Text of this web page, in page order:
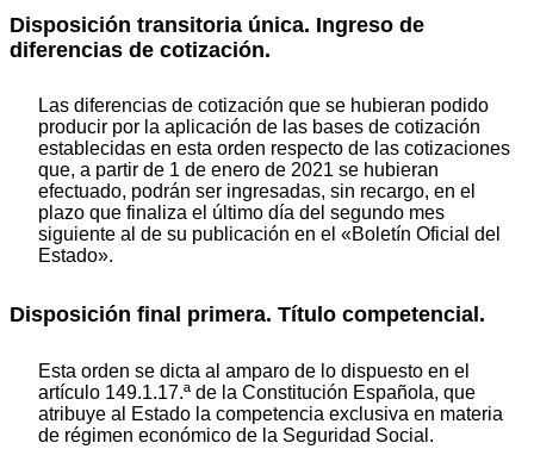
Disposición transitoria única. Ingreso de
diferencias de cotización.
Las diferencias de cotización que se hubieran podido
producir por la aplicación de las bases de cotización
establecidas en esta orden respecto de las cotizaciones
que, a partir de 1 de enero de 2021 se hubieran
efectuado, podrán ser ingresadas, sin recargo, en el
plazo que finaliza el último día del segundo mes
siguiente al de su publicación en el «Boletín Oficial del
Estado».
Disposición final primera. Título competencial.
Esta orden se dicta al amparo de lo dispuesto en el
artículo 149.1.17.ª de la Constitución Española, que
atribuye al Estado la competencia exclusiva en materia
de régimen económico de la Seguridad Social.